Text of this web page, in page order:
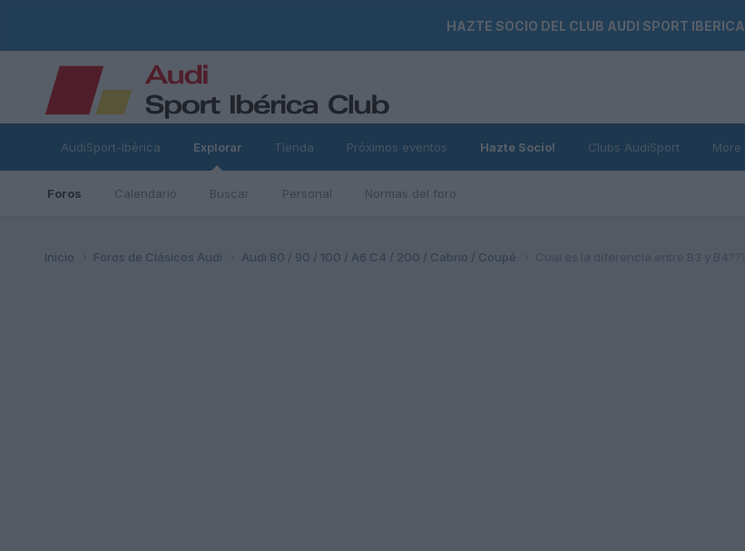
HAZTE SOCIO DEL CLUB AUDI SPORT IBERICA
AudiSport-Ibérica Explorar
Foros Calendario Buscar Personal Normas del foro
Tienda Próximos eventos Hazte Socio! Clubs AudiSport More
Inicio Foros de Clásicos Audi Audi 80 / 90 / 100 / A6 C4 / 200 / Cabrio / Coupé